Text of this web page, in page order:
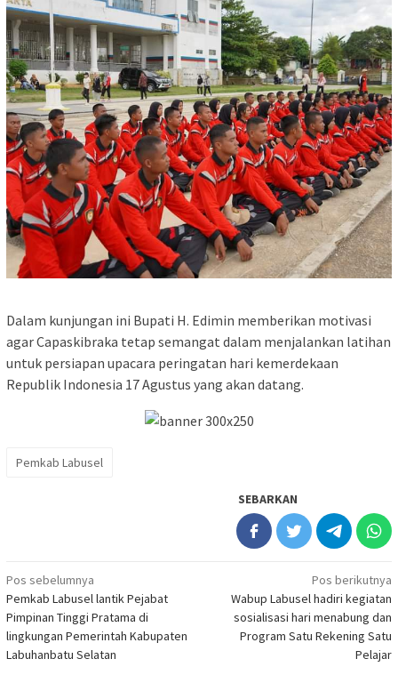
Dalam kunjungan ini Bupati H. Edimin memberikan motivasi
agar Capaskibraka tetap semangat dalam menjalankan latihan
untuk persiapan upacara peringatan hari kemerdekaan
Republik Indonesia 17 Agustus yang akan datang.
Pemkab Labusel
SEBARKAN
Navigasi
pos
Pos sebelumnya
Pemkab Labusel lantik Pejabat
Pimpinan Tinggi Pratama di
lingkungan Pemerintah Kabupaten
Labuhanbatu Selatan
Pos berikutnya
Wabup Labusel hadiri kegiatan
sosialisasi hari menabung dan
Program Satu Rekening Satu
Pelajar